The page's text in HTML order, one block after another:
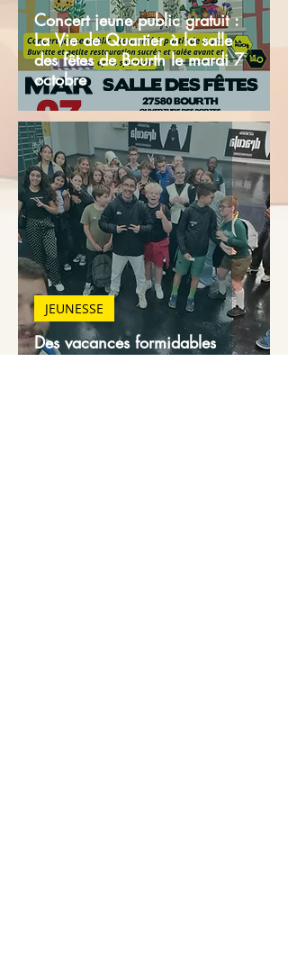
Concert jeune public gratuit :
La Vie de Quartier à la salle
des fêtes de Bourth le mardi 7
octobre
Des vacances formidables
JEUNESSE